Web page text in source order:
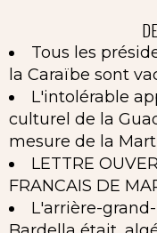
Tous les
la Caraïbe sont
L'intolérable
culturel de la
mesure de la
LETTRE
FRANCAIS DE
L'arrière-